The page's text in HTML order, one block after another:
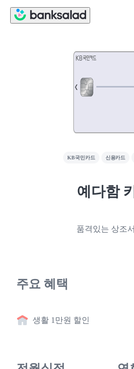
KB국민카드 신용카드
예다함
품격있는 상조
주요 혜택
생활 1만원 할인